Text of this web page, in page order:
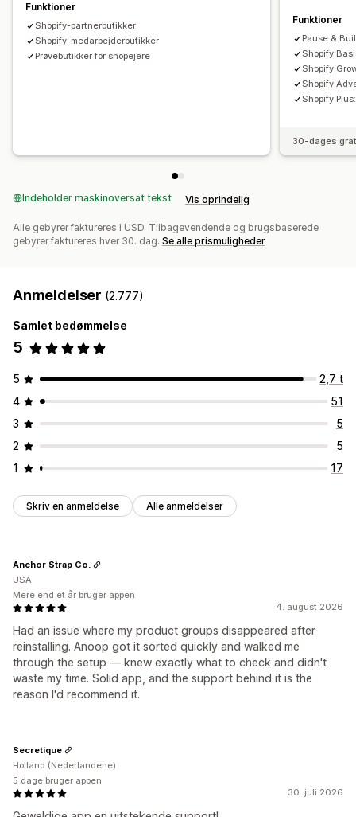
Funktioner
Shopify-partnerbutikker
Shopify-medarbejderbutikker
Prøvebutikker for shopejere
Funktioner
Pause &
Shopify
Shopify
Shopify
Shopify
30-dages
Indeholder maskinoversat tekst Vis oprindelig
Alle gebyrer faktureres i USD. Tilbagevendende og brugsbaserede
gebyrer faktureres hver 30. dag. Se alle prismuligheder
Anmeldelser (2.777)
Samlet bedømmelse
5
5
2,7 t
4
51
3
5
2
5
1
17
Skriv en anmeldelse Alle anmeldelser
4. august 2026
Had an issue where my product groups disappeared after
reinstalling. Anoop got it sorted quickly and walked me
through the setup — knew exactly what to check and didn't
waste my time. Solid app, and the support behind it is the
reason I'd recommend it.
Anchor Strap Co.
USA
Mere end et år bruger appen
30. juli 2026
Secretique
Holland (Nederlandene)
5 dage bruger appen